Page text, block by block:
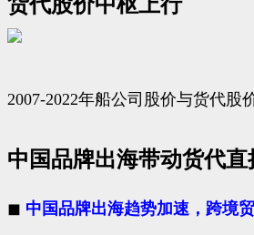
货代股价中枢上行
2007-2022年船公司股价与货代股
中国品牌出海带动货代直
◼ 中国品牌出海趋势加速，跨境贸